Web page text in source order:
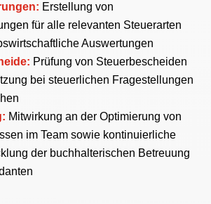
Erstellung von
für alle relevanten Steuerarten
Auswertungen
Prüfung von Steuerbescheiden
bei steuerlichen Fragestellungen
Mitwirkung an der Optimierung von
im Team sowie kontinuierliche
der buchhalterischen Betreuung